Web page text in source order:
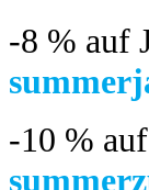
-8 % auf
-10 %